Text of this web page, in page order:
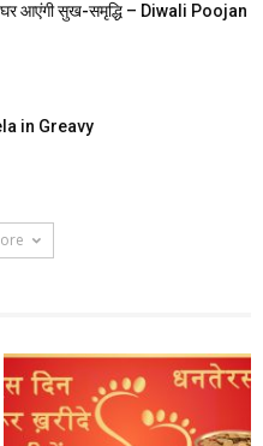
घर आएंगी सुख-समृद्धि – Diwali Poojan
in Greavy